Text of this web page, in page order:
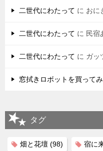
二世代にわたって に おに
二世代にわたって に 民宿
二世代にわたって に ガッ
窓拭きロボットを買って
タグ
畑と花壇 (98) 宿に